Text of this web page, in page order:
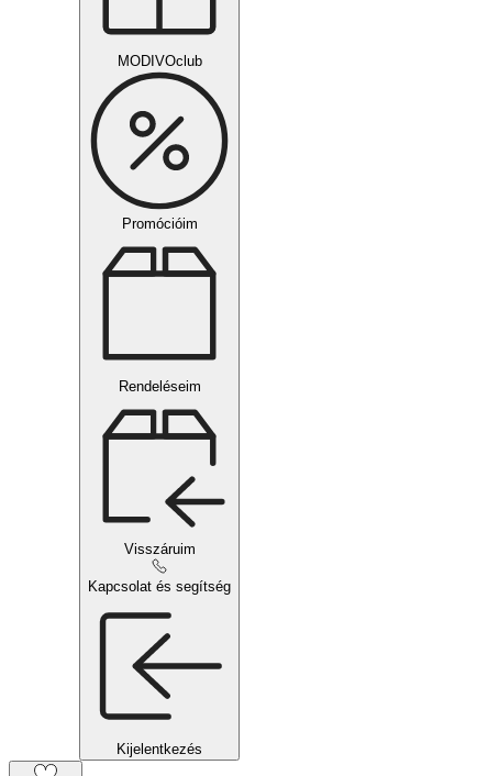
MODIVOclub
Promócióim
Rendeléseim
Visszáruim
Kapcsolat és segítség
Kijelentkezés